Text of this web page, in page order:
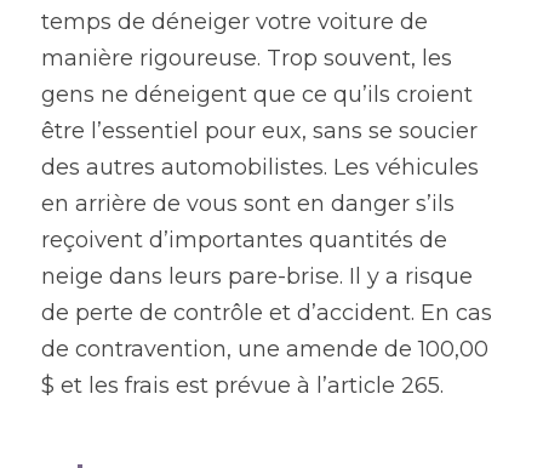
temps de déneiger votre voiture de
manière rigoureuse. Trop souvent, les
gens ne déneigent que ce qu’ils croient
être l’essentiel pour eux, sans se soucier
des autres automobilistes. Les véhicules
en arrière de vous sont en danger s’ils
reçoivent d’importantes quantités de
neige dans leurs pare-brise. Il y a risque
de perte de contrôle et d’accident. En cas
de contravention, une amende de 100,00
$ et les frais est prévue à l’article 265.